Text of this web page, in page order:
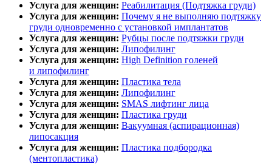
Услуга для женщин: Реабилитация (Подтяжка груди)
Услуга для женщин: Почему я не выполняю подтяжку
груди одновременно с установкой имплантатов
Услуга для женщин: Рубцы после подтяжки груди
Услуга для женщин: Липофилинг
Услуга для женщин: High Definition голеней
и липофилинг
Услуга для женщин: Пластика тела
Услуга для женщин: Липофилинг
Услуга для женщин: SMAS лифтинг лица
Услуга для женщин: Пластика груди
Услуга для женщин: Вакуумная (аспирационная)
липосакция
Услуга для женщин: Пластика подбородка
(ментопластика)